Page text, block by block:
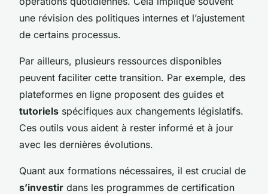
une révision des politiques internes et l’ajustement
de certains processus.
Par ailleurs, plusieurs ressources disponibles
peuvent faciliter cette transition. Par exemple, des
plateformes en ligne proposent des guides et
tutoriels spécifiques aux changements législatifs.
Ces outils vous aident à rester informé et à jour
avec les dernières évolutions.
Quant aux formations nécessaires, il est crucial de
s’investir dans les programmes de certification